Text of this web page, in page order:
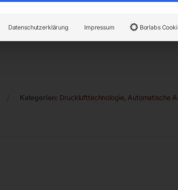
Kategorien: Drucklufttechnologie,Automatische
Datenschutzerklärung Impressum Borlabs